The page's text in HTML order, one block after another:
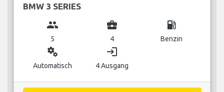
BMW 3 SERIES
group
5
business_center
4
local_gas_station
Benzin
miscellaneous_services
Automatisch
login
4 Ausgang